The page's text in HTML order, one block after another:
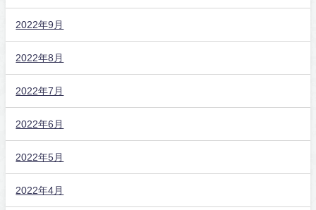
2022年9月
2022年8月
2022年7月
2022年6月
2022年5月
2022年4月